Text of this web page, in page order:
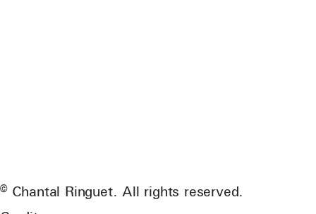
© Chantal Ringuet. All rights reserved.